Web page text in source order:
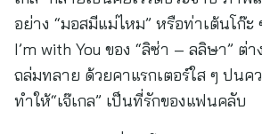
อย่าง “มอสมีแม่ไหม” หรือท่าเต้นโก๊ะ
I’m with You ของ “ลิซ่า – ลลิษา” ต่
ถล่มทลาย ด้วยคาแรกเตอร์ใส ๆ ปนค
ทำให้“เจ๊เกล” เป็นที่รักของแฟนคลับ